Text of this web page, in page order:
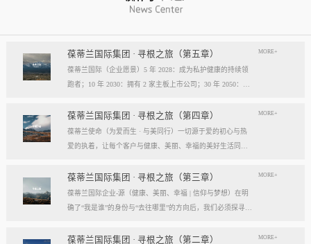
葆蒂兰国际集团 · 寻根之旅（第五章）
葆蒂兰国际（企业愿景）5 年 2028：成为私护健康的持续领
跑者；10 年 2030：拥有 2 家主板上市公司；30 年 2050：成
葆蒂兰国际立志成为健康产业中一个响亮的中国品牌。我们
以“为爱而生，与美同行”为使命，绘制出一幅清晰而雄心勃
勃的发展蓝图，旨在以坚实的步伐，从专业的深度走向事业
028 | 5年愿景）成为“私护健康领域的持续领跑者”· 定位： 我
MORE+
葆蒂兰国际集团 · 寻根之旅（第四章）
葆蒂兰使命（为爱而生 · 与美同行）一切源于爱的初心与热
爱的执着，让每个客户与健康、美丽、幸福的美好生活同
双翼“爱的初心”与“热爱的执着”，共同构成了葆蒂兰的精神内
核与力量源泉，二者如同呼吸，一呼一吸，生生不息。爱的
初心，是我们的根脉与方向。它是最初那份纯粹的善意、利
MORE+
葆蒂兰国际集团 · 寻根之旅（第三章）
葆蒂兰国际企业-源（健康、美丽、幸福 | 信仰与梦想）在明
确了“我是谁”的身份与“去往哪里”的方向后，我们必须探寻滋
格局与能量。它，就是葆蒂兰的“源”——我们一切思想与行
MORE+
葆蒂兰国际集团 · 寻根之旅（第二章） MORE+